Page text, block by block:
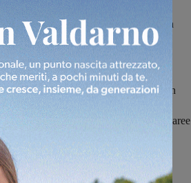
Valdarno ha firmato un’ordinanza con
del coronavirus il Sindaco di San
Vadi ha firmato un’ordinanza con
chiusura di spazi pubblici: fino al 25
parchi, nei giardini comunali e nelle aree
disposta la chiusura del cimitero
della Misericordia garantendo,
servizi funebri.